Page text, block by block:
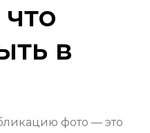
в
фото — это